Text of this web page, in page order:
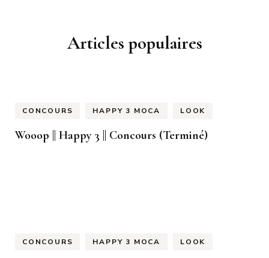
Articles populaires
CONCOURS HAPPY 3 MOCA LOOK
Wooop || Happy 3 || Concours (Terminé)
CONCOURS HAPPY 3 MOCA LOOK